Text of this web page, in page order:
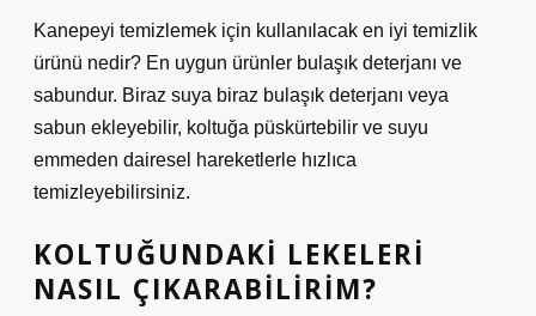
Kanepeyi temizlemek için kullanılacak en iyi temizlik
ürünü nedir? En uygun ürünler bulaşık deterjanı ve
sabundur. Biraz suya biraz bulaşık deterjanı veya
sabun ekleyebilir, koltuğa püskürtebilir ve suyu
emmeden dairesel hareketlerle hızlıca
temizleyebilirsiniz.
KOLTUĞUNDAKI LEKELERI
NASIL ÇIKARABILIRIM?